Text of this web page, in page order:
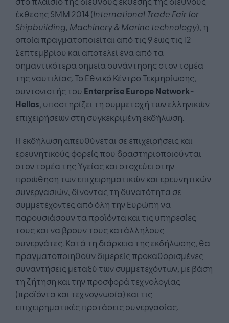
έκθεσης SMM 2014 (International Trade Fair for
Shipbuilding, Machinery & Marine technology), η
οποία πραγματοποιείται από τις 9 έως τις 12
Σεπτεμβρίου και αποτελεί ένα από τα
σημαντικότερα σημεία συνάντησης στον τομέα
της ναυτιλίας. Το Εθνικό Κέντρο Τεκμηρίωσης,
συντονιστής του Enterprise Europe Network-
Hellas, υποστηρίζει τη συμμετοχή των ελληνικών
επιχειρήσεων στη συγκεκριμένη εκδήλωση.
Η εκδήλωση απευθύνεται σε επιχειρήσεις και
ερευνητικούς φορείς που δραστηριοποιούνται
στον τομέα της Υγείας και στοχεύει στην
προώθηση των επιχειρηματικών και ερευνητικών
συνεργασιών, δίνοντας τη δυνατότητα σε
συμμετέχοντες από όλη την Ευρώπη να
παρουσιάσουν τα προϊόντα και τις υπηρεσίες
τους και να βρουν τους κατάλληλους
συνεργάτες. Κατά τη διάρκεια της εκδήλωσης, θα
πραγματοποιηθούν διμερείς προκαθορισμένες
συναντήσεις μεταξύ των συμμετεχόντων, με βάση
τη ζήτηση και την προσφορά τεχνολογίας
(προϊόντα και τεχνογνωσία) και τις
επιχειρηματικές προτάσεις συνεργασίας.